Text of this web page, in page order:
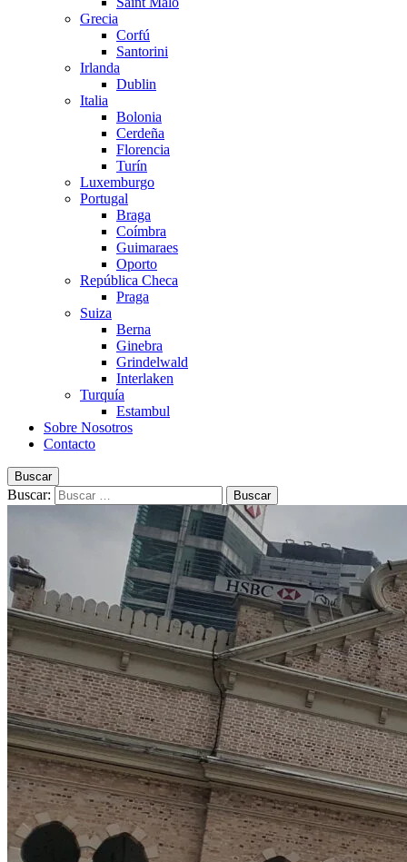
Grecia
Corfú
Santorini
Irlanda
Dublin
Italia
Bolonia
Cerdeña
Florencia
Turín
Luxemburgo
Portugal
Braga
Coímbra
Guimaraes
Oporto
República Checa
Praga
Suiza
Berna
Ginebra
Grindelwald
Interlaken
Turquía
Estambul
Sobre Nosotros
Contacto
Buscar
Buscar: